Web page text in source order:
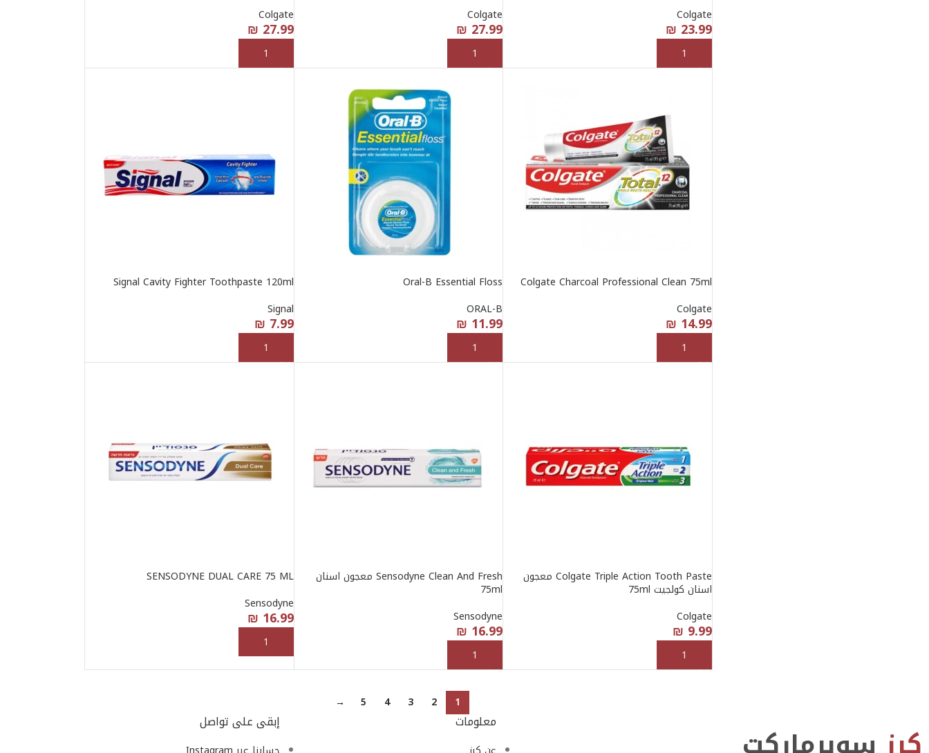
Colgate
₪ 23.99
إضافة إلى السلة
Colgate
₪ 27.99
إضافة إلى السلة
Colgate
₪ 27.99
إضافة إلى السلة
Colgate Charcoal Professional Clean 75ml
Colgate
₪ 14.99
إضافة إلى السلة
Oral-B Essential Floss
ORAL-B
₪ 11.99
إضافة إلى السلة
Signal Cavity Fighter Toothpaste 120ml
Signal
₪ 7.99
إضافة إلى السلة
Colgate Triple Action Tooth Paste معجون
اسنان كولجيت 75ml
Colgate
₪ 9.99
إضافة إلى السلة
Sensodyne Clean And Fresh معجون اسنان
75ml
Sensodyne
₪ 16.99
إضافة إلى السلة
SENSODYNE DUAL CARE 75 ML
Sensodyne
₪ 16.99
إضافة إلى السلة
1
2
3
4
5
→
معلومات إبقى على تواصل